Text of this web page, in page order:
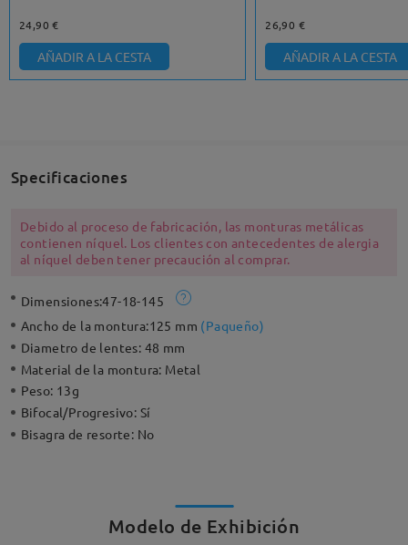
24,90 €
AÑADIR A LA CESTA
26,90 €
AÑADIR A LA CESTA
Specificaciones
Debido al proceso de fabricación, las monturas metálicas
contienen níquel. Los clientes con antecedentes de alergia
al níquel deben tener precaución al comprar.
Dimensiones:47-18-145
Ancho de la montura:125 mm (Paqueño)
Diametro de lentes: 48 mm
Material de la montura: Metal
Peso: 13g
Bifocal/Progresivo: Sí
Bisagra de resorte: No
Modelo de Exhibición